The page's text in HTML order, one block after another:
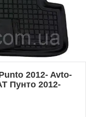
2012- Avto-
Пунто 2012-